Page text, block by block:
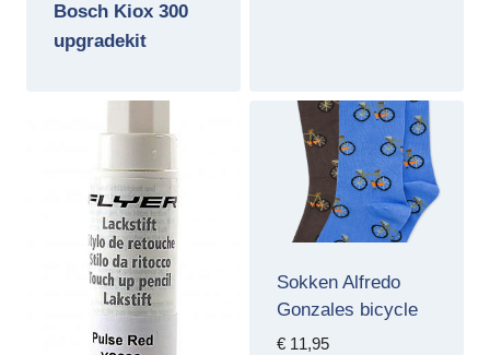
€ 171,00.
Bosch Kiox 300
upgradekit
Sokken Alfredo
Gonzales bicycle
€11,95